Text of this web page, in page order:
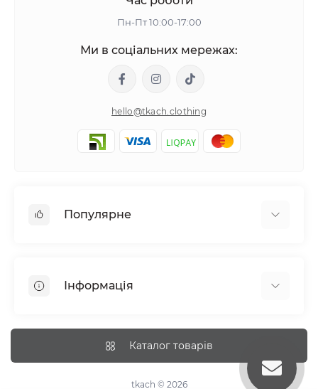
Пн-Пт 10:00-17:00
Ми в соціальних мережах:
hello@tkach.clothing
Популярне
Простирадла на резинці
Інформація
Доставка
Каталог товарів
tkach © 2026